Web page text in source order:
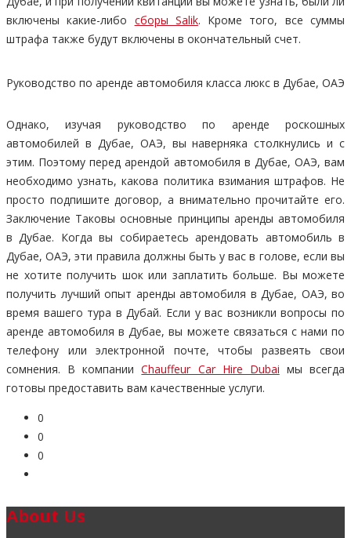
включены какие-либо сборы Salik. Кроме того, все суммы
штрафа также будут включены в окончательный счет.
Руководство по аренде автомобиля класса люкс в Дубае, ОАЭ
Однако, изучая руководство по аренде роскошных
автомобилей в Дубае, ОАЭ, вы наверняка столкнулись и с
этим. Поэтому перед арендой автомобиля в Дубае, ОАЭ, вам
необходимо узнать, какова политика взимания штрафов. Не
просто подпишите договор, а внимательно прочитайте его.
Заключение Таковы основные принципы аренды автомобиля
в Дубае. Когда вы собираетесь арендовать автомобиль в
Дубае, ОАЭ, эти правила должны быть у вас в голове, если вы
не хотите получить шок или заплатить больше. Вы можете
получить лучший опыт аренды автомобиля в Дубае, ОАЭ, во
время вашего тура в Дубай. Если у вас возникли вопросы по
аренде автомобиля в Дубае, вы можете связаться с нами по
телефону или электронной почте, чтобы развеять свои
сомнения. В компанииChauffeur Car Hire Dubai мы всегда
готовы предоставить вам качественные услуги.
0
0
0
About Us